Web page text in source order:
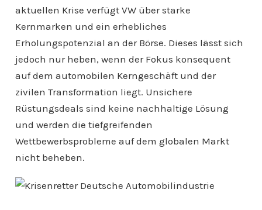
aktuellen Krise verfügt VW über starke
Kernmarken und ein erhebliches
Erholungspotenzial an der Börse. Dieses lässt sich
jedoch nur heben, wenn der Fokus konsequent
auf dem automobilen Kerngeschäft und der
zivilen Transformation liegt. Unsichere
Rüstungsdeals sind keine nachhaltige Lösung
und werden die tiefgreifenden
Wettbewerbsprobleme auf dem globalen Markt
nicht beheben.